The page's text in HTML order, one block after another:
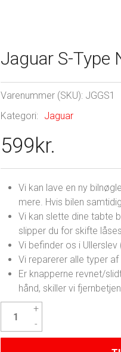
Jaguar S-Type
Varenummer (SKU): JGGS1
Kategori:
Jaguar
599kr.
Vi kan lave en ny
mere. Hvis bilen
Vi kan slette dine tabte
slipper du for skifte
Vi befinder os i
Vi reparerer alle typer
Er knapperne revnet/
hånd, skiller vi
Type